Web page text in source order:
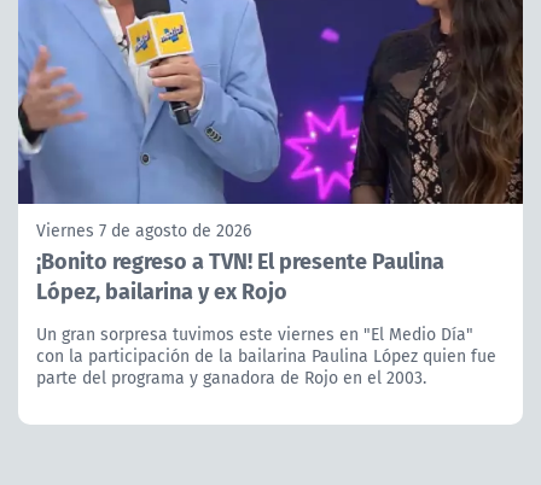
Viernes 7 de agosto de 2026
¡Bonito regreso a TVN! El presente Paulina
López, bailarina y ex Rojo
Un gran sorpresa tuvimos este viernes en "El Medio Día"
con la participación de la bailarina Paulina López quien fue
parte del programa y ganadora de Rojo en el 2003.